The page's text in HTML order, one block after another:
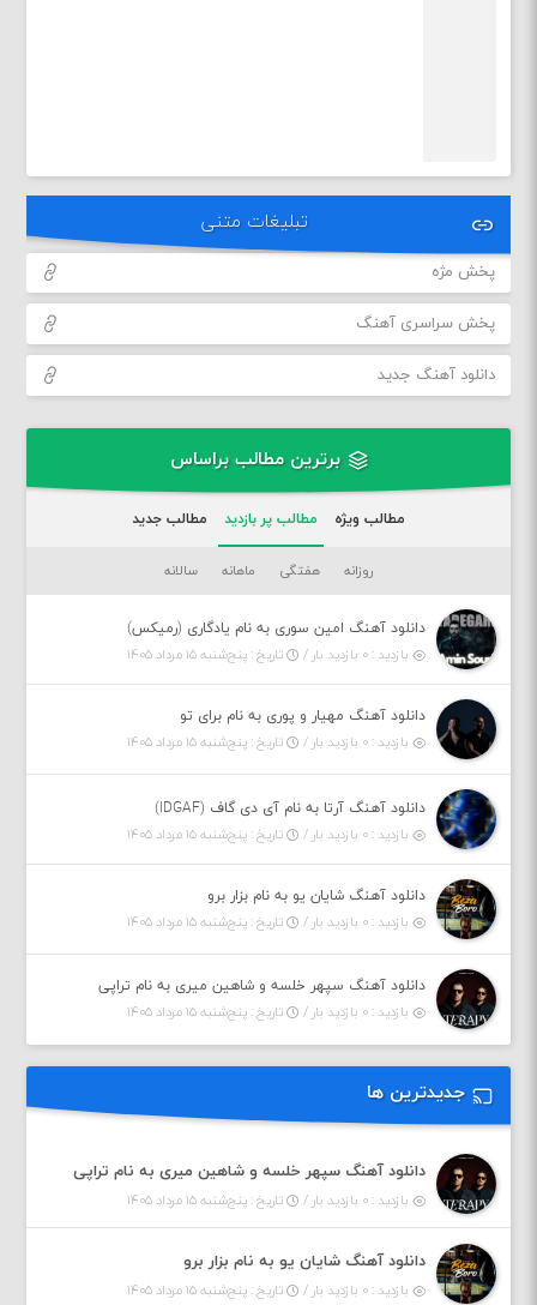
تبلیغات متنی
پخش مژه
پخش سراسری آهنگ
دانلود آهنگ جدید
برترین مطالب براساس
مطالب ویژه مطالب پر بازدید مطالب جدید
روزانه هفتگی ماهانه سالانه
دانلود آهنگ امین سوری به نام یادگاری (رمیکس)
بازدید : ۰ بازدید بار /
تاریخ : پنج‌شنبه ۱۵ مرداد ۱۴۰۵
دانلود آهنگ مهیار و پوری به نام برای تو
بازدید : ۰ بازدید بار /
تاریخ : پنج‌شنبه ۱۵ مرداد ۱۴۰۵
دانلود آهنگ آرتا به نام آی دی گاف (IDGAF)
بازدید : ۰ بازدید بار /
تاریخ : پنج‌شنبه ۱۵ مرداد ۱۴۰۵
دانلود آهنگ شایان یو به نام بزار برو
بازدید : ۰ بازدید بار /
تاریخ : پنج‌شنبه ۱۵ مرداد ۱۴۰۵
دانلود آهنگ سپهر خلسه و شاهین میری به نام تراپی
بازدید : ۰ بازدید بار /
تاریخ : پنج‌شنبه ۱۵ مرداد ۱۴۰۵
جدیدترین ها
دانلود آهنگ سپهر خلسه و شاهین میری به نام تراپی
بازدید : ۰ بازدید بار / تاریخ : پنج‌شنبه ۱۵ مرداد ۱۴۰۵
دانلود آهنگ شایان یو به نام بزار برو
بازدید : ۰ بازدید بار / تاریخ : پنج‌شنبه ۱۵ مرداد ۱۴۰۵